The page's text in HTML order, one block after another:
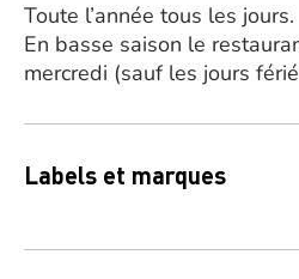
Toute l’année tous les jours.
En basse saison le
mercredi (sauf les jours
Labels et marques